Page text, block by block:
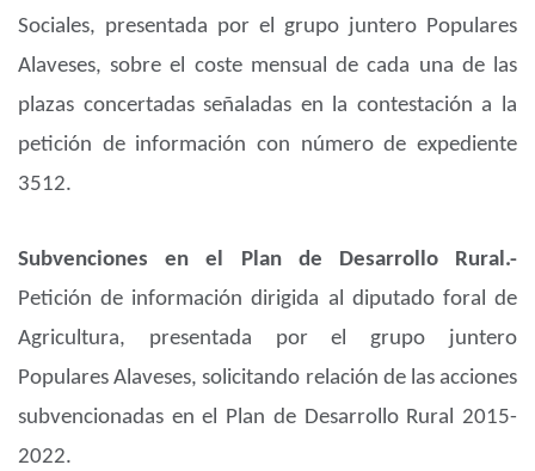
Sociales, presentada por el grupo juntero Populares
Alaveses, sobre el coste mensual de cada una de las
plazas concertadas señaladas en la contestación a la
petición de información con número de expediente
3512.
Subvenciones en el Plan de Desarrollo Rural.-
Petición de información dirigida al diputado foral de
Agricultura, presentada por el grupo juntero
Populares Alaveses, solicitando relación de las acciones
subvencionadas en el Plan de Desarrollo Rural 2015-
2022.